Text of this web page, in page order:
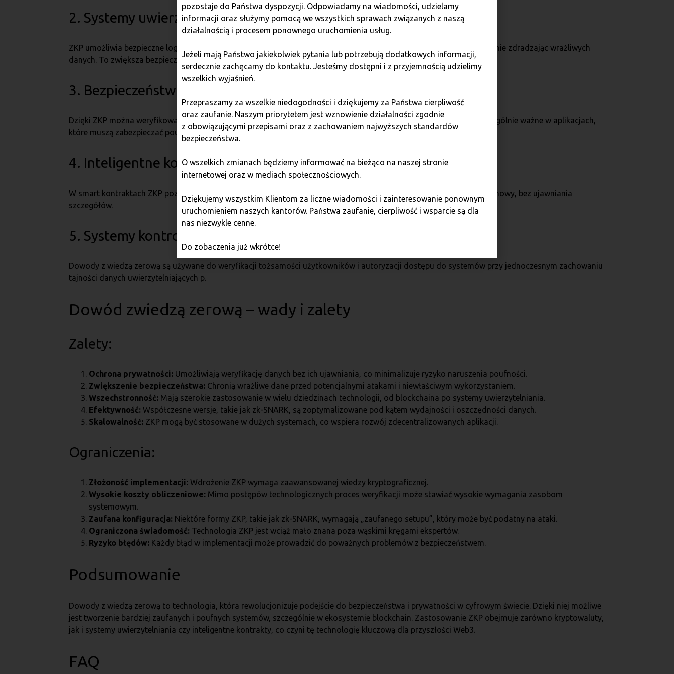
2. Systemy uwierzytelniania
ZKP umożliwia bezpieczne logowanie bez potrzeby ujawniania haseł. Użytkownik może potwierdzić swoją tożsamość, nie zdradzając wrażliwych
danych. To zwiększa bezpieczeństwo i chroni przed kradzieżą tożsamości.
3. Bezpieczeństwo sieci
Dzięki ZKP można weryfikować integralność danych przesyłanych w sieciach, jednocześnie chroniąc ich treść. To szczególnie ważne w aplikacjach,
które muszą zabezpieczać poufne informacje, takie jak dane finansowe.
4. Inteligentne kontrakty
W smart kontraktach ZKP pozwala na realizację poufnych transakcji. Strony mogą udowodnić, że spełniają warunki umowy, bez ujawniania
szczegółów.
5. Systemy kontroli dostępu
Dowody z wiedzą zerową są używane do weryfikacji tożsamości użytkowników i autoryzacji dostępu do systemów przy jednoczesnym zachowaniu
tajności danych uwierzytelniających p.
Dowód zwiedzą zerową – wady i zalety
Zalety:
Ochrona prywatności: Umożliwiają weryfikację danych bez ich ujawniania, co minimalizuje ryzyko naruszenia poufności.
Zwiększenie bezpieczeństwa: Chronią wrażliwe dane przed potencjalnymi atakami i niewłaściwym wykorzystaniem.
Wszechstronność: Mają szerokie zastosowanie w wielu dziedzinach technologii, od blockchaina po systemy uwierzytelniania.
Efektywność: Współczesne wersje, takie jak zk-SNARK, są zoptymalizowane pod kątem wydajności i oszczędności danych.
Skalowalność: ZKP mogą być stosowane w dużych systemach, co wspiera rozwój zdecentralizowanych aplikacji.
Ograniczenia:
Złożoność implementacji: Wdrożenie ZKP wymaga zaawansowanej wiedzy kryptograficznej.
Wysokie koszty obliczeniowe: Mimo postępów technologicznych proces weryfikacji może stawiać wysokie wymagania zasobom
systemowym.
Zaufana konfiguracja: Niektóre formy ZKP, takie jak zk-SNARK, wymagają „zaufanego setupu”, który może być podatny na ataki.
Ograniczona świadomość: Technologia ZKP jest wciąż mało znana poza wąskimi kręgami ekspertów.
Ryzyko błędów: Każdy błąd w implementacji może prowadzić do poważnych problemów z bezpieczeństwem.
Podsumowanie
Dowody z wiedzą zerową to technologia, która rewolucjonizuje podejście do bezpieczeństwa i prywatności w cyfrowym świecie. Dzięki niej możliwe
jest tworzenie bardziej zaufanych i poufnych systemów, szczególnie w ekosystemie blockchain. Zastosowanie ZKP obejmuje zarówno kryptowaluty,
jak i systemy uwierzytelniania czy inteligentne kontrakty, co czyni tę technologię kluczową dla przyszłości Web3.
FAQ
pozostaje do Państwa dyspozycji. Odpowiadamy na wiadomości, udzielamy
informacji oraz służymy pomocą we wszystkich sprawach związanych z naszą
działalnością i procesem ponownego uruchomienia usług.
Jeżeli mają Państwo jakiekolwiek pytania lub potrzebują dodatkowych informacji,
serdecznie zachęcamy do kontaktu. Jesteśmy dostępni i z przyjemnością udzielimy
wszelkich wyjaśnień.
Przepraszamy za wszelkie niedogodności i dziękujemy za Państwa cierpliwość
oraz zaufanie. Naszym priorytetem jest wznowienie działalności zgodnie
z obowiązującymi przepisami oraz z zachowaniem najwyższych standardów
bezpieczeństwa.
O wszelkich zmianach będziemy informować na bieżąco na naszej stronie
internetowej oraz w mediach społecznościowych.
Dziękujemy wszystkim Klientom za liczne wiadomości i zainteresowanie ponownym
uruchomieniem naszych kantorów. Państwa zaufanie, cierpliwość i wsparcie są dla
nas niezwykle cenne.
Do zobaczenia już wkrótce!